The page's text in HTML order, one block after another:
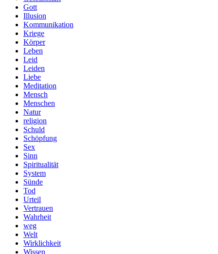
Gott
Illusion
Kommunikation
Kriege
Körper
Leben
Leid
Leiden
Liebe
Meditation
Mensch
Menschen
Natur
religion
Schuld
Schöpfung
Sex
Sinn
Spiritualität
System
Sünde
Tod
Urteil
Vertrauen
Wahrheit
weg
Welt
Wirklichkeit
Wissen